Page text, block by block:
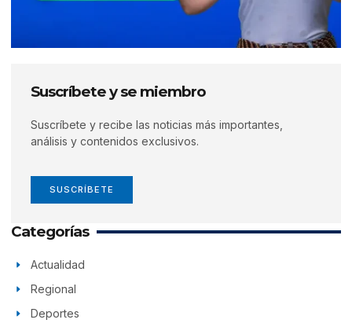
Suscríbete y se miembro
Suscríbete y recibe las noticias más importantes,
análisis y contenidos exclusivos.
SUSCRÍBETE
Categorías
Actualidad
Regional
Deportes